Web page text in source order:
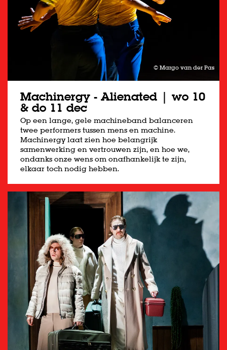
© Margo van der Pas
Machinergy - Alienated | wo 10
& do 11 dec
Op een lange, gele machineband balanceren
twee performers tussen mens en machine.
Machinergy laat zien hoe belangrijk
samenwerking en vertrouwen zijn, en hoe we,
ondanks onze wens om onafhankelijk te zijn,
elkaar toch nodig hebben.